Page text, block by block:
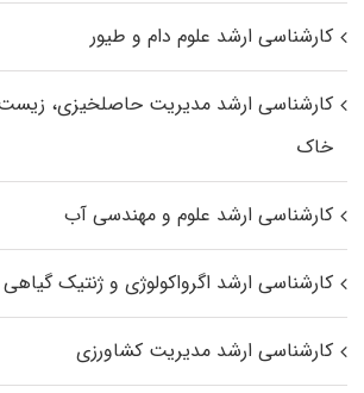
کارشناسی ارشد علوم دام و طیور
کارشناسی ارشد مدیریت حاصلخیزی، زیست
خاک
کارشناسی ارشد علوم و مهندسی آب
کارشناسی ارشد اگرواکولوژی و ژنتیک گیاهی
کارشناسی ارشد مدیریت کشاورزی